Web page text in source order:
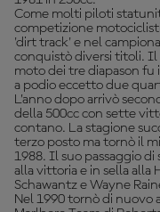
Come molti piloti
competizione
'dirt track' e nel
conquistò diversi titoli. Il
moto dei tre diapason fu
a podio eccetto due
L’anno dopo arrivò
della 500cc con sette
contano. La stagione
terzo posto ma tornò il
1988. Il suo passaggio
alla vittoria e in sella alla
Schawantz e Wayne
Nel 1990 tornò di nuovo